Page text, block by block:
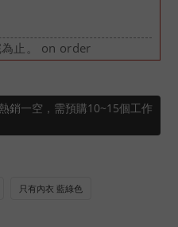
止。 on order
銷一空，需預購10~15個工作
只有內衣 藍綠色